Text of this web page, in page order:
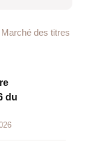
Marché des titres
du